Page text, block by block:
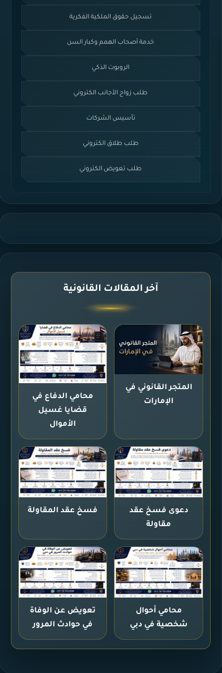
تسجيل حقوق الملكية الفكرية
خدمة أصحاب الهمم وكبار السن
الروبوت الذكي
طلب زواج الأجانب الكتروني
تأسيس الشركات
طلب طلاق الكتروني
طلب تعويض الكتروني
آخر المقالات القانونية
المتجر القانوني في
الإمارات
محامي الدفاع في
قضايا غسيل
الأموال
دعوى فسخ عقد
مقاولة
فسخ عقد المقاولة
محامي أحوال
شخصية في دبي
تعويض عن الوفاة
في حوادث المرور